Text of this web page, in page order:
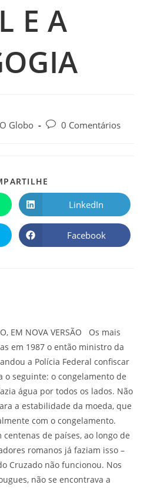
E A
Globo
0 Comentários
LinkedIn
Facebook
EM NOVA VERSÃO Os mais
em 1987 o então ministro da
a Polícia Federal confiscar
o seguinte: o congelamento de
água por todos os lados. Não
a estabilidade da moeda, que
com o congelamento.
de países, ao longo de
romanos já faziam isso –
Cruzado não funcionou. Nos
não se encontrava a